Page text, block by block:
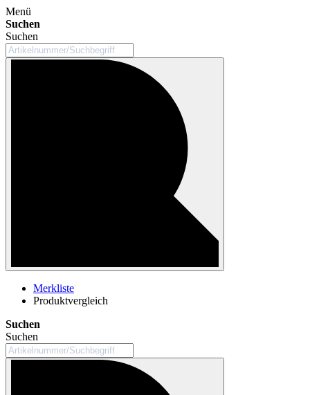
Menü
Suchen
Suchen
Merkliste
Produktvergleich
Suchen
Suchen